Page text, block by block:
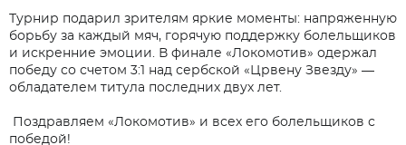
Турнир подарил зрителям яркие моменты: напряженную
борьбу за каждый мяч, горячую поддержку болельщиков
и искренние эмоции. В финале «Локомотив» одержал
победу со счетом 3:1 над сербской «Црвену Звезду» —
обладателем титула последних двух лет.
Поздравляем «Локомотив» и всех его болельщиков с
победой!
Мы свяжемся с вами в ближайшее время.
Я ознакомился(ась) с «Пользовательским
соглашением» , «Политикой конфиденциальности
и обработки персональных данных»
Тема вопроса*
Сообщение*
Сообщение*